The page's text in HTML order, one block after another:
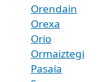
Orendain
Orexa
Orio
Ormaiztegi
Pasaia